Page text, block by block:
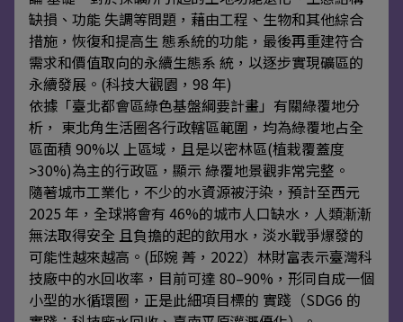
缺損、功能 失調等問題，藉由工程、生物和其他綜合
措施，恢復和提高生 態系統的功能，最後再重建符合
需求和價值取向的永續生態系 統，以逐步實現礦區的
永續發展。(科技大觀園，98 年)
依據「臺北都會區綠色基盤綱要計畫」有關綠覆地分
析， 東北角生活圈各行政轄區範圍，均為綠覆地占全
區面積 90%以 上區域，且是以密林區(植栽覆蓋度
>30%)為主的行政區，顯示 綠覆地景觀非常完整。
隨著城市工業化，不少的水資源被汙染，預計至西元
2025 年，全球將會有 46%的城市人口缺水，人類漸漸
無法取得安全 且負擔的起的飲用水，淡水戰爭爆發的
可能性越來越高。(邱婉 菁，2022）林財富表示臺灣科
技廠中的水回收率，目前可達 80–90%，形同自成一個
小型的水循環圈，正是此細項目標的 實踐（SDG6 的